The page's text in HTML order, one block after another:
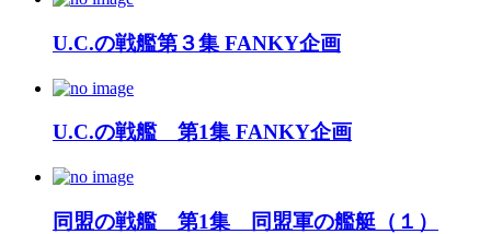
U.C.の戦艦第３集 FANKY企画
U.C.の戦艦 第1集 FANKY企画
同盟の戦艦 第1集 同盟軍の艦艇（１）